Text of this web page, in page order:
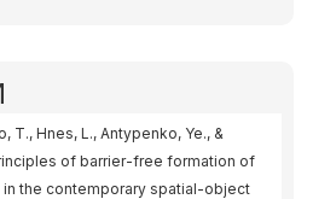
T., Hnes, L., Antypenko, Ye., &
of barrier-free formation of
in the contemporary spatial-object